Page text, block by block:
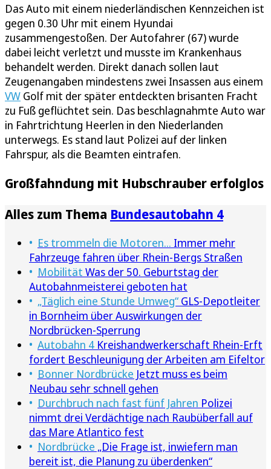
Das Auto mit einem niederländischen Kennzeichen ist
gegen 0.30 Uhr mit einem Hyundai
zusammengestoßen. Der Autofahrer (67) wurde
dabei leicht verletzt und musste im Krankenhaus
behandelt werden. Direkt danach sollen laut
Zeugenangaben mindestens zwei Insassen aus einem
VW Golf mit der später entdeckten brisanten Fracht
zu Fuß geflüchtet sein. Das beschlagnahmte Auto war
in Fahrtrichtung Heerlen in den Niederlanden
unterwegs. Es stand laut Polizei auf der linken
Fahrspur, als die Beamten eintrafen.
Großfahndung mit Hubschrauber erfolglos
Alles zum Thema Bundesautobahn 4
Es trommeln die Motoren... Immer mehr
Fahrzeuge fahren über Rhein-Bergs Straßen
Mobilität Was der 50. Geburtstag der
Autobahnmeisterei geboten hat
„Täglich eine Stunde Umweg“ GLS-Depotleiter
in Bornheim über Auswirkungen der
Nordbrücken-Sperrung
Autobahn 4 Kreishandwerkerschaft Rhein-Erft
fordert Beschleunigung der Arbeiten am Eifeltor
Bonner Nordbrücke Jetzt muss es beim
Neubau sehr schnell gehen
Durchbruch nach fast fünf Jahren Polizei
nimmt drei Verdächtige nach Raubüberfall auf
das Mare Atlantico fest
Nordbrücke „Die Frage ist, inwiefern man
bereit ist, die Planung zu überdenken“